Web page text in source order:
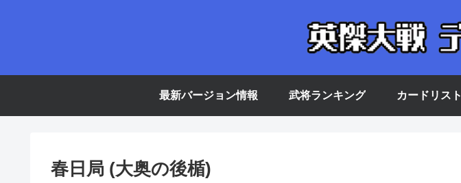
最新バージョン情報 武将ランキング カードリスト
春日局 (大奥の後楯)